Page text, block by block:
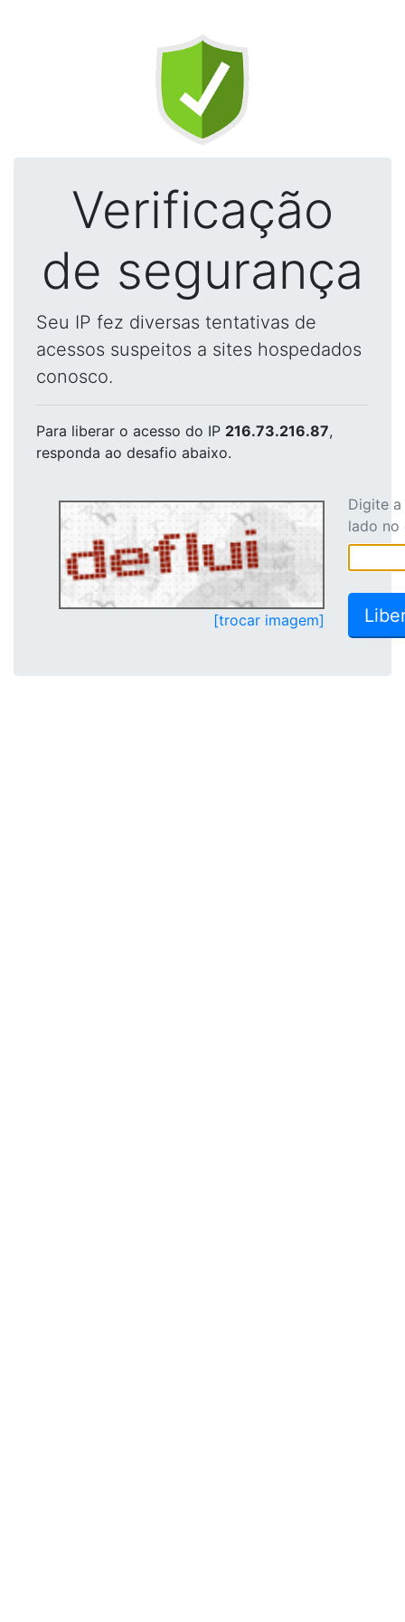
Verificação
de segurança
Seu IP fez diversas tentativas de
acessos suspeitos a sites hospedados
conosco.
Para liberar o acesso do IP 216.73.216.87,
responda ao desafio abaixo.
[trocar imagem]
Digite
lado no